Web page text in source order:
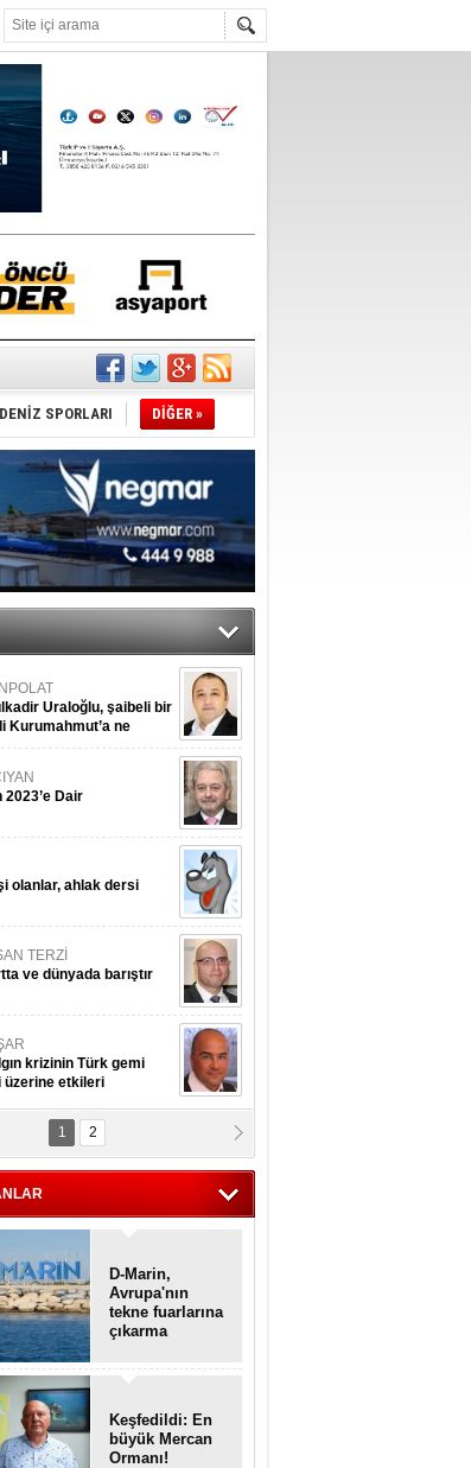
DENİZ SPORLARI DİĞER »
Uraloğlu, şaibeli bir
Kurumahmut’a ne
2023’e Dair
olanlar, ahlak dersi
TERZİ
ve dünyada barıştır
krizinin Türk gemi
üzerine etkileri
AZMİ GÖKSOY
1 2
D-Marin,
Avrupa'nın
tekne fuarlarına
çıkarma
Keşfedildi: En
büyük Mercan
Ormanı!